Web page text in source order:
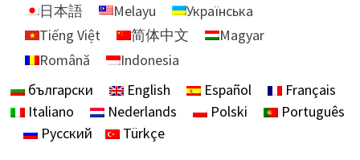
日本語
Melayu
Українська
Tiếng Việt
简体中文
Magyar
Română
Indonesia
български
English Español
Français
Italiano
Nederlands Polski
Português
Русский
Türkçe